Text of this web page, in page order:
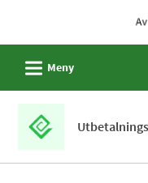
tjänster
Avfall
återvinning
L Meny